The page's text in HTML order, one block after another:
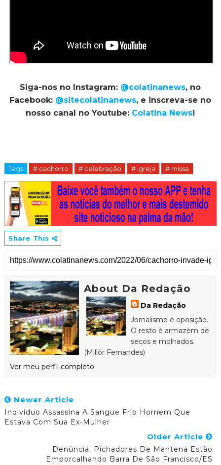
Siga-nos no Instagram: @colatinanews, no
Facebook: @sitecolatinanews, e inscreva-se no
nosso canal no Youtube: Colatina News!
Tags # cachorro # celebração # igreja # missa
Share This
About Da Redação
Da Redação
Jornalismo é oposição.
O resto é armazém de
secos e molhados.
(Millôr Fernandes)
Ver meu perfil completo
Newer Article
Indivíduo Assassina A Sangue Frio Homem Que
Estava Com Sua Ex-Mulher
Older Article
Denúncia. Pichadores De Mantena Estão
Emporcalhando Barra De São Francisco/ES